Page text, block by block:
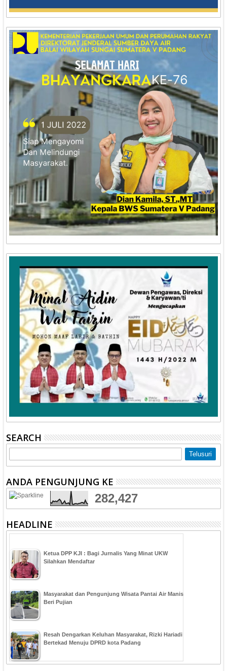
SEARCH
ANDA PENGUNJUNG KE
282,427
HEADLINE
Ketua DPP KJI : Bagi Jurnalis Yang Minat UKW
Silahkan Mendaftar
Masyarakat dan Pengunjung Wisata Pantai Air Manis
Beri Pujian
Resah Dengarkan Keluhan Masyarakat, Rizki Hariadi
Bertekad Menuju DPRD kota Padang